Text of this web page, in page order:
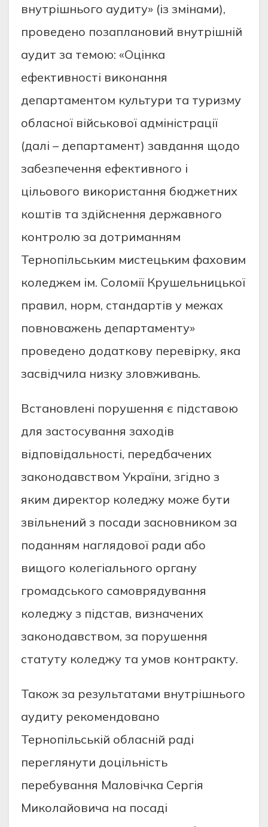
внутрішнього аудиту» (із змінами),
проведено позаплановий внутрішній
аудит за темою: «Оцінка
ефективності виконання
департаментом культури та туризму
обласної військової адміністрації
(далі – департамент) завдання щодо
забезпечення ефективного і
цільового використання бюджетних
коштів та здійснення державного
контролю за дотриманням
Тернопільським мистецьким фаховим
коледжем ім. Соломії Крушельницької
правил, норм, стандартів у межах
повноважень департаменту»
проведено додаткову перевірку, яка
засвідчила низку зловживань.
Встановлені порушення є підставою
для застосування заходів
відповідальності, передбачених
законодавством України, згідно з
яким директор коледжу може бути
звільнений з посади засновником за
поданням наглядової ради або
вищого колегіального органу
громадського самоврядування
коледжу з підстав, визначених
законодавством, за порушення
статуту коледжу та умов контракту.
Також за результатами внутрішнього
аудиту рекомендовано
Тернопільській обласній раді
переглянути доцільність
перебування Маловічка Сергія
Миколайовича на посаді